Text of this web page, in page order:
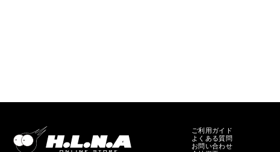
ご利用ガイド
よくある質問
お問い合わせ